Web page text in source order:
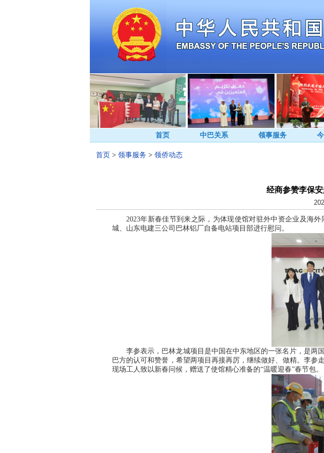
首页 中巴关系 领事服务
首页 > 领事服务 > 领侨动态
经商参赞李保
2023年新春佳节到来之际，为体现使馆对驻外中资企业及海
城、山东电建三公司巴林铝厂自备电站项目部进行慰问。
李参表示，巴林龙城项目是中国在中东地区的一张名片，是两
巴方的认可和赞誉，希望两项目再接再厉，继续做好、做精。李
现场工人致以新春问候，赠送了使馆精心准备的“温暖迎春”春节包。